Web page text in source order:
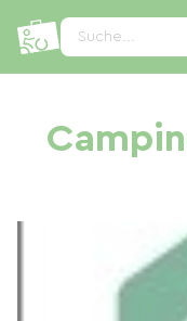
Suche...
Cookie-